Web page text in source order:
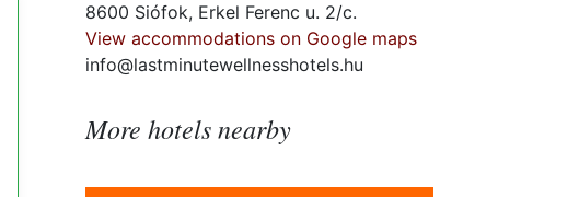
8600 Siófok, Erkel Ferenc u. 2/c.
View accommodations on Google maps
info@lastminutewellnesshotels.hu
More hotels nearby